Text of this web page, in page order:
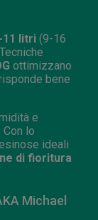
11 litri (9-16
ottimizzano
bene
e
lo
ideali
di fioritura
Michael